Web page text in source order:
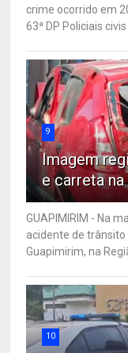
crime ocorrido em
63ª DP Policiais civis
9
Imagem
e carreta
GUAPIMIRIM - Na
acidente de
Guapimirim, na
10